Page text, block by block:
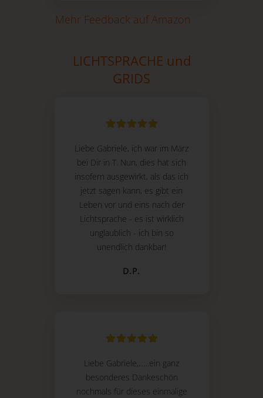
Mehr Feedback auf Amazon
LICHTSPRACHE und
GRIDS
Liebe Gabriele, ich war im März
bei Dir in T. Nun, dies hat sich
insofern ausgewirkt, als das ich
jetzt sagen kann, es gibt ein
Leben vor und eins nach der
Lichtsprache - es ist wirklich
unglaublich - ich bin so
unendlich dankbar!
D.P.
Liebe Gabriele,......ein ganz
besonderes Dankeschön
nochmals für dieses einmalige